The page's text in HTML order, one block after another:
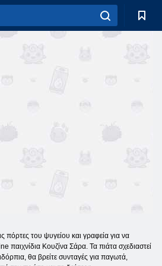
πόρτες του ψυγείου και γραφεία για να
παιχνίδια Κουζίνα Σάρα. Τα πιάτα σχεδιαστεί
θα βρείτε συνταγές για παγωτά,